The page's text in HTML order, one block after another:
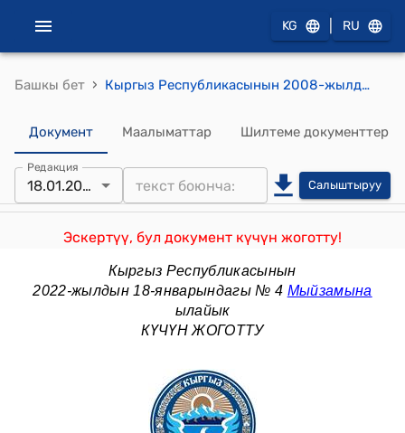
KG RU
Башкы бет › Кыргыз Республикасынын 2008-жылдын 17-октябры № 230 "Салык кодекси"
Документ Маалыматтар Шилтеме документтер
Редакция
18.01.2022 Салыштыруу
Эскертүү, бул документ күчүн жоготту!